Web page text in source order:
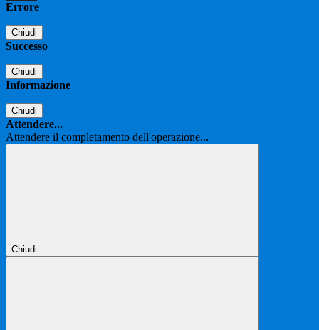
Errore
Chiudi
Successo
Chiudi
Informazione
Chiudi
Attendere...
Attendere il completamento dell'operazione...
Chiudi